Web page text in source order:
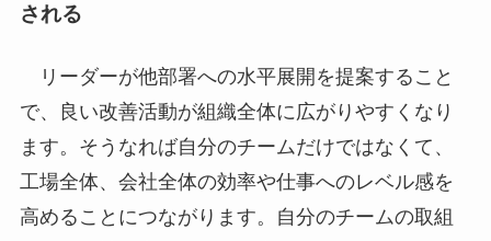
される
リーダーが他部署への水平展開を提案すること
で、良い改善活動が組織全体に広がりやすくなり
ます。そうなれば自分のチームだけではなくて、
工場全体、会社全体の効率や仕事へのレベル感を
高めることにつながります。自分のチームの取組